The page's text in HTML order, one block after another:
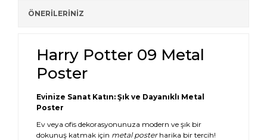
ÖNERİLERİNİZ
Harry Potter 09 Metal
Poster
Evinize Sanat Katın: Şık ve Dayanıklı Metal
Poster
Ev veya ofis dekorasyonunuza modern ve şık bir
dokunuş katmak için metal posterharika bir tercih!